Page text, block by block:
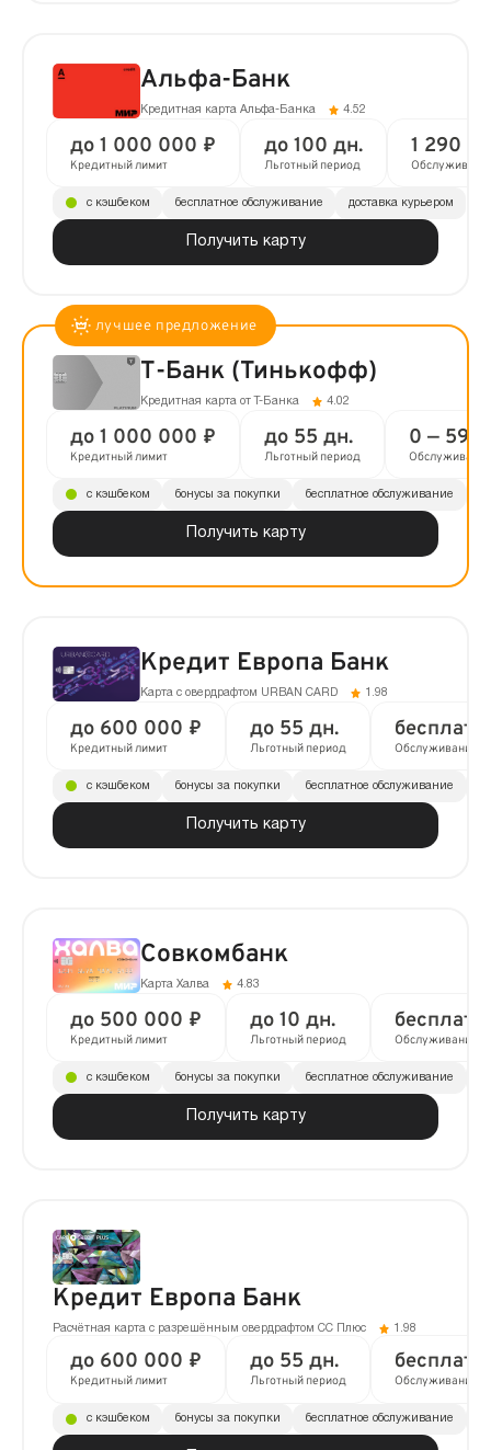
Альфа-Банк
Кредитная карта Альфа-Банка 4.52
до 1 000 000 ₽
Кредитный лимит
до 100 дн.
Льготный период
1 290 ₽
Получить карту
с кэшбеком бесплатное обслуживание доставка курьером
Т-Банк (Тинькофф)
Кредитная карта от Т-Банка 4.02
до 1 000 000 ₽
Кредитный лимит
до 55 дн.
Льготный период
0 — 590
Обслуживание
Получить карту
с кэшбеком бонусы за покупки бесплатное обслуживание
Кредит Европа Банк
Карта с овердрафтом URBAN CARD 1.98
до 600 000 ₽
Кредитный лимит
до 55 дн.
Льготный период Обслуживание
Получить карту
с кэшбеком бонусы за покупки бесплатное обслуживание
Совкомбанк
Карта Халва 4.83
до 500 000 ₽
Кредитный лимит
до 10 дн.
Льготный период Обслуживание
Получить карту
с кэшбеком бонусы за покупки бесплатное обслуживание
Кредит Европа Банк
Расчётная карта с разрешённым овердрафтом CC Плюс 1.98
до 600 000 ₽
Кредитный лимит
до 55 дн.
Льготный период Обслуживание
с кэшбеком бонусы за покупки бесплатное обслуживание